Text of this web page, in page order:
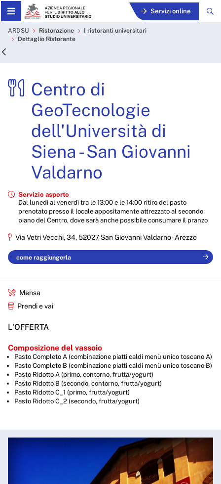
Skip to Main Content Servizi online
Centro di GeoTecnologie
ARDSU Ristorazione
I ristoranti universitari
Dettaglio Ristorante
Centro di
GeoTecnologie
dell'Università di
Siena - San Giovanni
Valdarno
Servizio asporto
Dal lunedì al venerdì tra le 13:00 e le 14:00 ritiro del pasto
prenotato presso il locale appositamente attrezzato al secondo
piano del Centro, dove sarà anche possibile consumare il pranzo
Via Vetri Vecchi, 34, 52027 San Giovanni Valdarno - Arezzo
come raggiungerla
Mensa
Prendi e vai
L'OFFERTA
Composizione del vassoio
Pasto Completo A (combinazione piatti caldi menù unico toscano A)
Pasto Completo B (combinazione piatti caldi menù unico toscano B)
Pasto Ridotto A (primo, contorno, frutta/yogurt)
Pasto Ridotto B (secondo, contorno, frutta/yogurt)
Pasto Ridotto C_1 (primo, frutta/yogurt)
Pasto Ridotto C_2 (secondo, frutta/yogurt)